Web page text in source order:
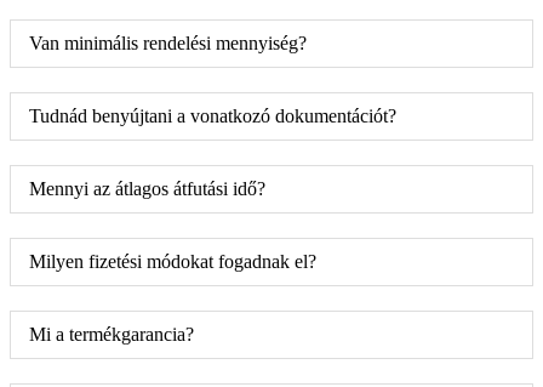
Van minimális rendelési mennyiség?
Tudnád benyújtani a vonatkozó dokumentációt?
Mennyi az átlagos átfutási idő?
Milyen fizetési módokat fogadnak el?
Mi a termékgarancia?